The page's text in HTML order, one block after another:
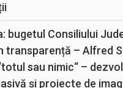
bugetul Consiliului
transparență – Alfred
sau nimic“ –
și proiecte de